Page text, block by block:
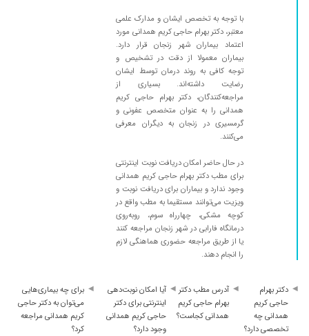
حساسیت گلو داشتم و با داروهایی که دادن خوب
شدم
خیلی عالی
آزمایش
سلام من کرونا داشتم با راهنمایی آقای دکتر خیلی
خوب شدم
کرونا گرفته بودم عالی بود کارشون
تشخیص کرونا و بستری
کرونا داشتم باتجویز دکتر خوب شدم خداخیرشون
بده 75%درگیری ریه داشتم
پزشک خوش اخلاق با حوصله و مجربی هستن
کارش عالی بود
عالی هستن
عالی بوده ۱۳۹۹/۰۷/۰۶
دکتر واقعا عالی وبا تجربه هستند ۱۴۰۰/۰۸/۲۶
با توجه به تخصص ایشان و مدارک علمی
معتبر، دکتر بهرام حاجی کریم همدانی مورد
اعتماد بیماران شهر زنجان قرار دارد.
بیماران معمولا از دقت در تشخیص و
توجه کافی به روند درمان توسط ایشان
رضایت داشته‌اند. بسیاری از
مراجعه‌کنندگان، دکتر بهرام حاجی کریم
همدانی را به عنوان متخصص عفونی و
گرمسیری در زنجان به دیگران معرفی
می‌کنند.
در حال حاضر امکان دریافت نوبت اینترنتی
برای مطب دکتر بهرام حاجی کریم همدانی
وجود ندارد و بیماران برای دریافت نوبت و
ویزیت می‌توانند مستقیما به مطب واقع در
کوچه مشکی، چهارراه سوم، روبه‌روی
درمانگاه فارابی در شهر زنجان مراجعه کنند
یا از طریق مراجعه حضوری هماهنگی لازم
را انجام دهند.
دکتر بهرام
حاجی کریم
همدانی چه
تخصصی دارد؟
آدرس مطب دکتر
بهرام حاجی کریم
همدانی کجاست؟
آیا امکان نوبت‌دهی
اینترنتی برای دکتر
حاجی کریم همدانی
وجود دارد؟
برای چه بیماری‌هایی
می‌توان به دکتر حاجی
کریم همدانی مراجعه
کرد؟